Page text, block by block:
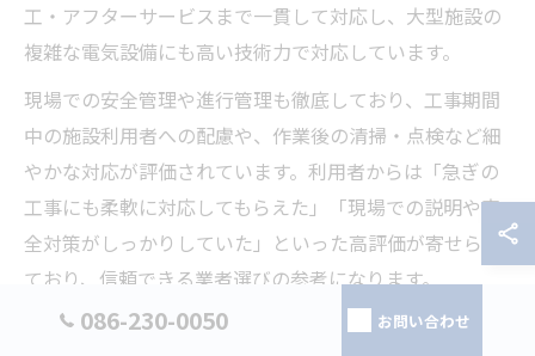
工・アフターサービスまで一貫して対応し、大型施設の
複雑な電気設備にも高い技術力で対応しています。
現場での安全管理や進行管理も徹底しており、工事期間
中の施設利用者への配慮や、作業後の清掃・点検など細
やかな対応が評価されています。利用者からは「急ぎの
工事にも柔軟に対応してもらえた」「現場での説明や安
全対策がしっかりしていた」といった高評価が寄せられ
ており、信頼できる業者選びの参考になります。
086-230-0050 お問い合わせ